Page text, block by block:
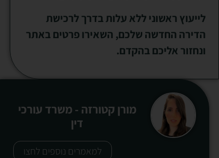
לייעוץ ראשוני ללא עלות בדרך לרכישת
הדירה החדשה שלכם, השאירו פרטים באתר
ונחזור אליכם בהקדם.
מורן קטורזה - משרד עורכי
דין
למאמרים נוספים לחצו